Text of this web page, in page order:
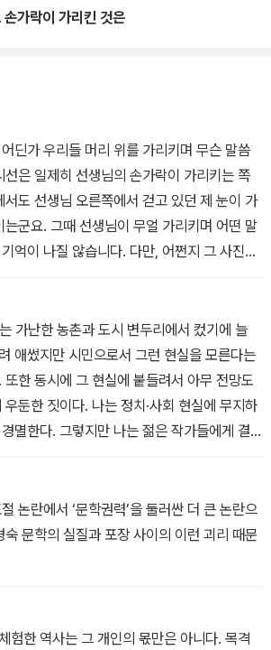
자체로 한국문학과 출판의 세밀한 역사다.
년대, 표절 논란, 절필 선언, 세월호, 원로
으로 흘러온 2010년대, 기후위기와 펜데믹
이 감지된 2020년대. 그가 수첩에 빼곡하게
흐름들을 따라가다 보면 문학계 안팎의 지도
가락이 가리킨 것은
딘가 우리들 머리 위를 가리키며 무슨 말씀
선은 일제히 선생님의 손가락이 가리키는 쪽
서도 선생님 오른쪽에서 걷고 있던 제 눈이 가
군요. 그때 선생님이 무얼 가리키며 어떤 말
억이 나질 않습니다. 다만, 어쩐지 그 사진이
상징하는 것 같다는 생각이 듭니다. 선생님
를 위해 먼저 찾아내신 무언가를 알려주셨던
그 가리킴과 가르침 덕분에 그나마 더 현명
다.
가난한 농촌과 도시 변두리에서 컸기에 늘
애썼지만 시민으로서 그런 현실을 모른다는
한 동시에 그 현실에 붙들려서 아무 전망도
둔한 짓이다. 나는 정치·사회 현실에 무지하
멸한다. 그렇지만 나는 젊은 작가들에게 결
작품을 쓰지는 말라고 조언한다. 그 과정에
소진시키게 될 것이기 때문이다. 실제 현실
적이어야 하지만, 작품은 본질적으로 정치적
. ‘본질적으로 정치적’이라 함은 인간 존재의
지만 오래 영향을 주어서 인간 자체를 바꿔
역할이 바로 그런 것이다.”
논란에서 ‘문학권력’을 둘러싼 더 큰 논란으
문학의 실질과 포장 사이의 이런 괴리 때문
험한 역사는 그 개인의 몫만은 아니다. 목격